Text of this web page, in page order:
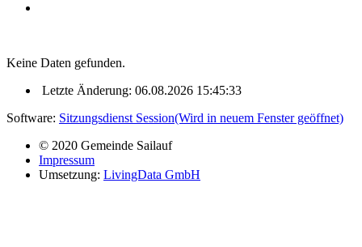
Keine Daten gefunden.
Letzte Änderung: 06.08.2026 15:45:33
Software: Sitzungsdienst Session(Wird in neuem Fenster geöffnet)
© 2020 Gemeinde Sailauf
Impressum
Umsetzung: LivingData GmbH